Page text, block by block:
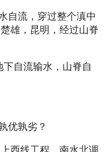
自流，穿过整个滇中
雄，昆明，经过山脊
自流输水，山脊自
优孰劣？